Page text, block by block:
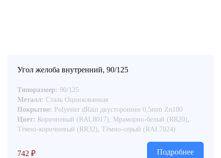
Угол желоба внутренний, 90/125
Типоразмер: 90/125
Металл: Сталь Оцинкованная
Покрытие: Polyester dRain двустороннее 0,5mm Zn180
Цвет: Коричневый (RAL8017), Мраморно-белый (RR20),
Тёмно-коричневый (RR32), Тёмно-серый (RAL7024)
742 ₽ Подробнее